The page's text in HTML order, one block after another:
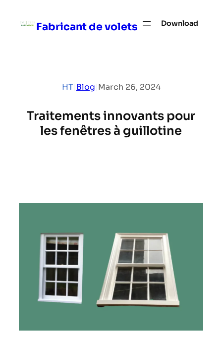
Fabricant de volets Download
HT Blog March 26, 2024
Traitements innovants pour
les fenêtres à guillotine